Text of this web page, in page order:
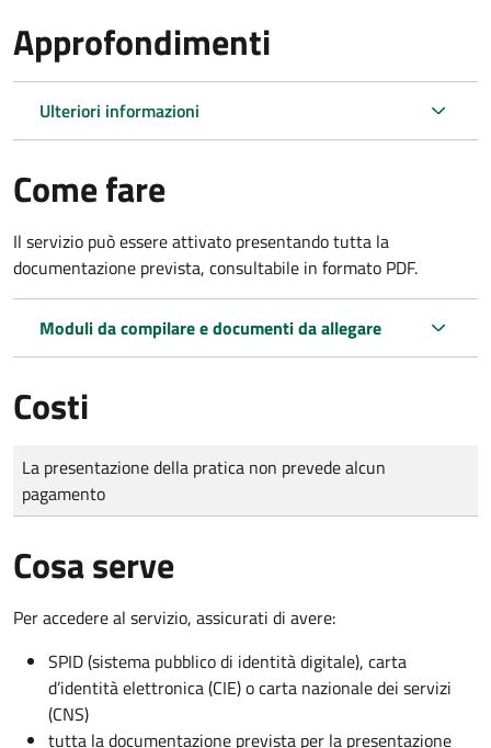
Approfondimenti
Ulteriori informazioni
Come fare
Il servizio può essere attivato presentando tutta la
documentazione prevista, consultabile in formato PDF.
Moduli da compilare e documenti da allegare
Costi
Tipo di pagamento
Importo
La presentazione della pratica non prevede alcun
pagamento
Cosa serve
Per accedere al servizio, assicurati di avere:
SPID (sistema pubblico di identità digitale), carta
d’identità elettronica (CIE) o carta nazionale dei servizi
(CNS)
tutta la documentazione prevista per la presentazione